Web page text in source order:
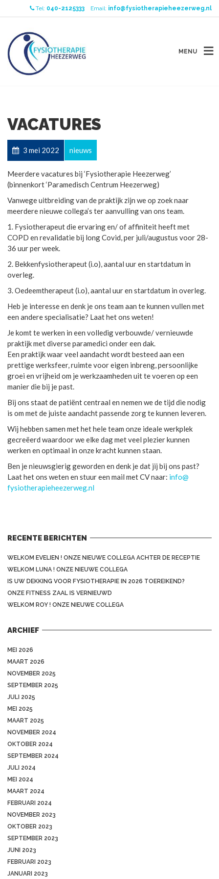
Tel: 040-2125333 Email: info@fysiotherapieheezerweg.nl
MENU
VACATURES
3 mei 2022 nieuws
Meerdere vacatures bij ‘Fysiotherapie Heezerweg’
(binnenkort ‘Paramedisch Centrum Heezerweg)
Vanwege uitbreiding van de praktijk zijn we op zoek naar
meerdere nieuwe collega’s ter aanvulling van ons team.
1. Fysiotherapeut die ervaring en/ of affiniteit heeft met
COPD en revalidatie bij long Covid, per juli/augustus voor 28-
36 uur per week.
2. Bekkenfysiotherapeut (i.o), aantal uur en startdatum in
overleg.
3. Oedeemtherapeut (i.o), aantal uur en startdatum in overleg.
Heb je interesse en denk je ons team aan te kunnen vullen met
een andere specialisatie? Laat het ons weten!
Je komt te werken in een volledig verbouwde/ vernieuwde
praktijk met diverse paramedici onder een dak.
Een praktijk waar veel aandacht wordt besteed aan een
prettige werksfeer, ruimte voor eigen inbreng, persoonlijke
groei en vrijheid om je werkzaamheden uit te voeren op een
manier die bij je past.
Bij ons staat de patiënt centraal en nemen we de tijd die nodig
is om met de juiste aandacht passende zorg te kunnen leveren.
Wij hebben samen met het hele team onze ideale werkplek
gecreëerd waardoor we elke dag met veel plezier kunnen
werken en optimaal in onze kracht kunnen staan.
Ben je nieuwsgierig geworden en denk je dat jij bij ons past?
Laat het ons weten en stuur een mail met CV naar: info@
fysiotherapieheezerweg.nl
RECENTE BERICHTEN
WELKOM EVELIEN ! ONZE NIEUWE COLLEGA ACHTER DE RECEPTIE
WELKOM LUNA ! ONZE NIEUWE COLLEGA
IS UW DEKKING VOOR FYSIOTHERAPIE IN 2026 TOEREIKEND?
ONZE FITNESS ZAAL IS VERNIEUWD
WELKOM ROY ! ONZE NIEUWE COLLEGA
ARCHIEF
MEI 2026
MAART 2026
NOVEMBER 2025
SEPTEMBER 2025
JULI 2025
MEI 2025
MAART 2025
NOVEMBER 2024
OKTOBER 2024
SEPTEMBER 2024
JULI 2024
MEI 2024
MAART 2024
FEBRUARI 2024
NOVEMBER 2023
OKTOBER 2023
SEPTEMBER 2023
JUNI 2023
FEBRUARI 2023
JANUARI 2023